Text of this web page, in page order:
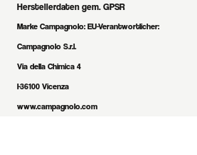
Herstellerdaten gem. GPSR
Marke Campagnolo: EU-Verantwortlicher:
Campagnolo S.r.l.
Via della Chimica 4
I-36100 Vicenza
www.campagnolo.com